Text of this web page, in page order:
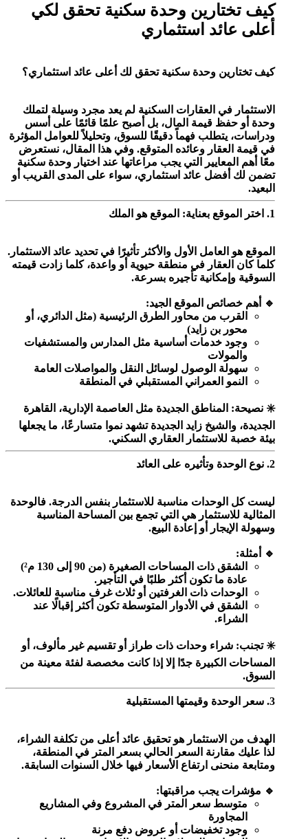
كيف تختارين وحدة سكنية تحقق لكي
أعلى عائد استثماري
كيف تختارين وحدة سكنية تحقق لك أعلى عائد استثماري؟
الاستثمار في العقارات السكنية لم يعد مجرد وسيلة لتملك
وحدة أو حفظ قيمة المال، بل أصبح علمًا قائمًا على أسس
ودراسات، يتطلب فهماً دقيقًا للسوق، وتحليلاً للعوامل المؤثرة
في قيمة العقار وعائده المتوقع. وفي هذا المقال، نستعرض
معًا أهم المعايير التي يجب مراعاتها عند اختيار وحدة سكنية
تضمن لك أفضل عائد استثماري، سواء على المدى القريب أو
البعيد.
1. اختر الموقع بعناية: الموقع هو الملك
الموقع هو العامل الأول والأكثر تأثيرًا في تحديد عائد الاستثمار.
كلما كان العقار في منطقة حيوية أو واعدة، كلما زادت قيمته
السوقية وإمكانية تأجيره بسرعة.
🔹 أهم خصائص الموقع الجيد:
القرب من محاور الطرق الرئيسية (مثل الدائري، أو
محور بن زايد)
وجود خدمات أساسية مثل المدارس والمستشفيات
والمولات
سهولة الوصول لوسائل النقل والمواصلات العامة
النمو العمراني المستقبلي في المنطقة
✳️ نصيحة: المناطق الجديدة مثل العاصمة الإدارية، القاهرة
الجديدة، والشيخ زايد الجديدة تشهد نموا متسارعًا، ما يجعلها
بيئة خصبة للاستثمار العقاري السكني.
2. نوع الوحدة وتأثيره على العائد
ليست كل الوحدات مناسبة للاستثمار بنفس الدرجة. فالوحدة
المثالية للاستثمار هي التي تجمع بين المساحة المناسبة
وسهولة الإيجار أو إعادة البيع.
🔹 أمثلة:
الشقق ذات المساحات الصغيرة (من 90 إلى 130 م²)
عادة ما تكون أكثر طلبًا في التأجير.
الوحدات ذات الغرفتين أو ثلاث غرف مناسبة للعائلات.
الشقق في الأدوار المتوسطة تكون أكثر إقبالًا عند
الشراء.
✳️ تجنب: شراء وحدات ذات طراز أو تقسيم غير مألوف، أو
المساحات الكبيرة جدًا إلا إذا كانت مخصصة لفئة معينة من
السوق.
3. سعر الوحدة وقيمتها المستقبلية
الهدف من الاستثمار هو تحقيق عائد أعلى من تكلفة الشراء،
لذا عليك مقارنة السعر الحالي بسعر المتر في المنطقة،
ومتابعة منحنى ارتفاع الأسعار فيها خلال السنوات السابقة.
🔹 مؤشرات يجب مراقبتها:
متوسط سعر المتر في المشروع وفي المشاريع
المجاورة
وجود تخفيضات أو عروض دفع مرنة